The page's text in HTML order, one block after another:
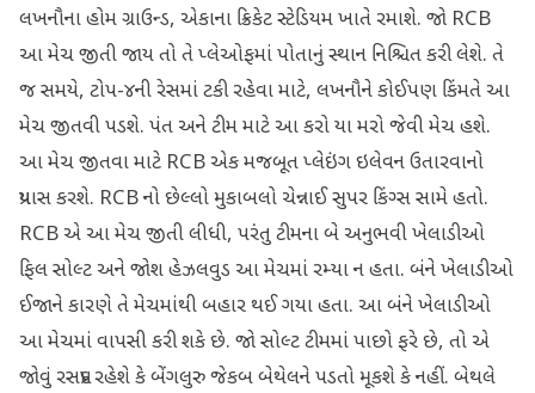
લખનૌના હોમ ગ્રાઉન્ડ, એકાના ક્રિકેટ સ્ટેડિયમ ખાતે રમાશે. જો RCB
આ મેચ જીતી જાય તો તે પ્લેઓફમાં પોતાનું સ્થાન નિશ્ચિત કરી લેશે. તે
જ સમયે, ટોપ-૪ની રેસમાં ટકી રહેવા માટે, લખનૌને કોઈપણ કિંમતે આ
મેચ જીતવી પડશે. પંત અને ટીમ માટે આ કરો યા મરો જેવી મેચ હશે.
આ મેચ જીતવા માટે RCB એક મજબૂત પ્લેઇંગ ઇલેવન ઉતારવાનો
પ્રયાસ કરશે. RCB નો છેલ્લો મુકાબલો ચેન્નાઈ સુપર કિંગ્સ સામે હતો.
RCB એ આ મેચ જીતી લીધી, પરંતુ ટીમના બે અનુભવી ખેલાડીઓ
ફિલ સોલ્ટ અને જોશ હેઝલવુડ આ મેચમાં રમ્યા ન હતા. બંને ખેલાડીઓ
ઈજાને કારણે તે મેચમાંથી બહાર થઈ ગયા હતા. આ બંને ખેલાડીઓ
આ મેચમાં વાપસી કરી શકે છે. જો સોલ્ટ ટીમમાં પાછો ફરે છે, તો એ
જોવું રસપ્રદ રહેશે કે બેંગલુરુ જેકબ બેથેલને પડતો મૂકશે કે નહીં. બેથલે